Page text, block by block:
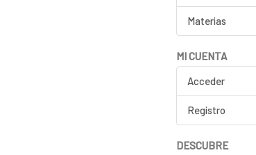
Materias
MI CUENTA
Acceder
Registro
DESCUBRE